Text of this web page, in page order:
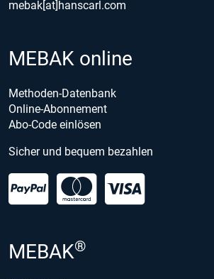
mebak[at]hanscarl.com
MEBAK online
Methoden-Datenbank
Online-Abonnement
Abo-Code einlösen
Sicher und bequem bezahlen
MEBAK®